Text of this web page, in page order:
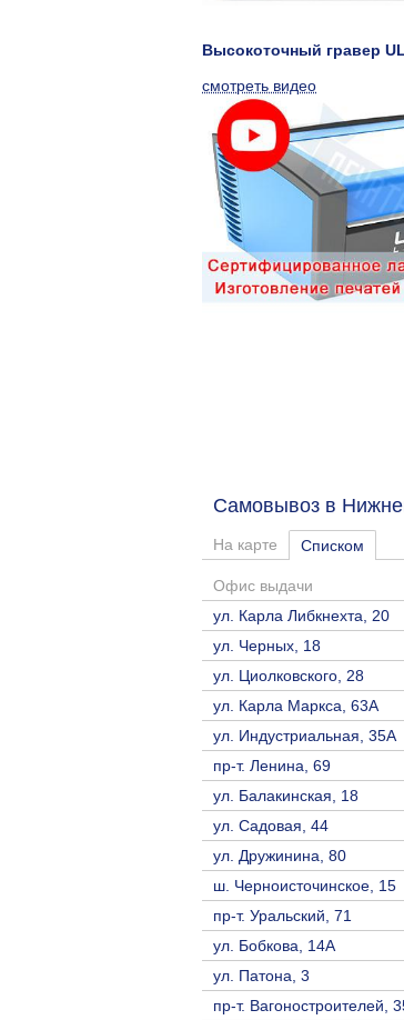
Высокоточный гравер
смотреть видео
Самовывоз в
На карте Списком
Офис выдачи
ул. Карла Либкнехта, 20
ул. Черных, 18
ул. Циолковского, 28
ул. Карла Маркса, 63А
ул. Индустриальная, 35А
пр-т. Ленина, 69
ул. Балакинская, 18
ул. Садовая, 44
ул. Дружинина, 80
ш. Черноисточинское, 15
пр-т. Уральский, 71
ул. Бобкова, 14А
ул. Патона, 3
пр-т. Вагоностроителей,